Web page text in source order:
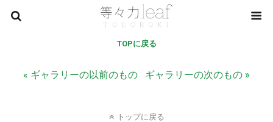
TOPに戻る
« ギャラリーの以前のもの ギャラリーの次のもの »
トップに戻る